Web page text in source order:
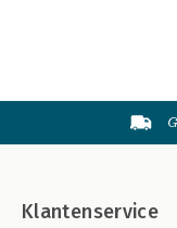
Klantenservice